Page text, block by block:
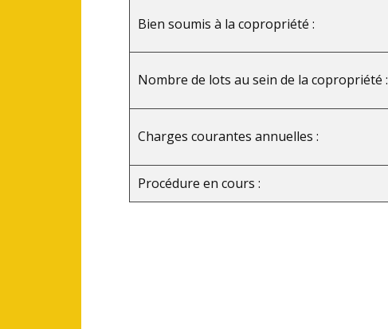
Bien soumis à la copropriété :
Nombre de lots au sein de la copropriété :
Charges courantes annuelles :
Procédure en cours :